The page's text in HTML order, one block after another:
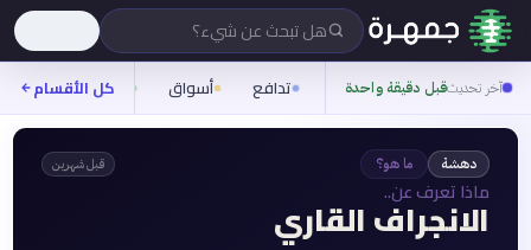
هل تبحث عن شيء؟
آخر تحديثقبل دقيقة واحدة تدافع أسواق ناس روح
كل الأقسام
دهشة ما هو؟ قبل شهرين
ماذا تعرف عن..
الانجراف القاري